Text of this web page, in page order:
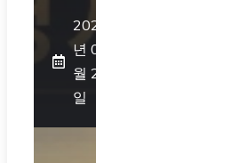
2026
년 07
월 25
일